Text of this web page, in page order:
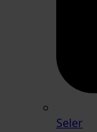
Seler